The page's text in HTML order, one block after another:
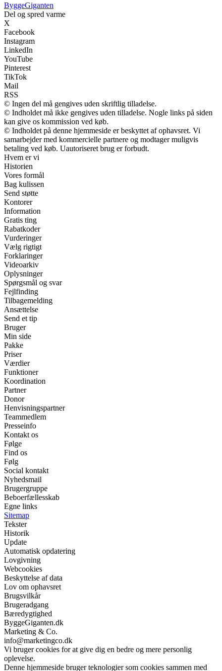
ByggeGiganten
Del og spred varme
X
Facebook
Instagram
LinkedIn
YouTube
Pinterest
TikTok
Mail
RSS
© Ingen del må gengives uden skriftlig tilladelse.
© Indholdet må ikke gengives uden tilladelse. Nogle links på siden
kan give os kommission ved køb.
© Indholdet på denne hjemmeside er beskyttet af ophavsret. Vi
samarbejder med kommercielle partnere og modtager muligvis
betaling ved køb. Uautoriseret brug er forbudt.
Hvem er vi
Historien
Vores formål
Bag kulissen
Send støtte
Kontorer
Information
Gratis ting
Rabatkoder
Vurderinger
Vælg rigtigt
Forklaringer
Videoarkiv
Oplysninger
Spørgsmål og svar
Fejlfinding
Tilbagemelding
Ansættelse
Send et tip
Bruger
Min side
Pakke
Priser
Værdier
Funktioner
Koordination
Partner
Donor
Henvisningspartner
Teammedlem
Presseinfo
Kontakt os
Følge
Find os
Følg
Social kontakt
Nyhedsmail
Brugergruppe
Beboerfællesskab
Egne links
Sitemap
Tekster
Historik
Update
Automatisk opdatering
Lovgivning
Webcookies
Beskyttelse af data
Lov om ophavsret
Brugsvilkår
Brugeradgang
Bæredygtighed
ByggeGiganten.dk
Marketing & Co.
info@marketingco.dk
Vi bruger cookies for at give dig en bedre og mere personlig
oplevelse.
Denne hjemmeside bruger teknologier som cookies sammen med